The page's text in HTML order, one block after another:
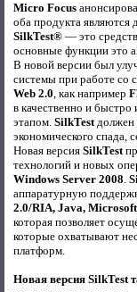
Micro Focus
оба продукта являются
SilkTest® — это
основные функции это
В новой версии был
системы при работе со
Web 2.0, как например
в качественно и
этапом. SilkTestдолжен
экономического спада,
Новая версия SilkTest
технологий и новых
Windows Server 2008.
аппаратурную
2.0/RIA, Java, Microsoft
которая позволяет
которые охватывают
платформ.
Новая версия SilkTest